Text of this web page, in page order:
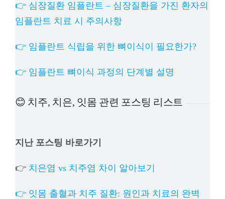
👉 심장질환 임플란트 – 심장질환을 가진 환자의
임플란트 치료 시 주의사항
👉 임플란트 식립을 위한 뼈이식이 필요한가?
👉 임플란트 뼈이식 과정의 단계별 설명
😊 치주, 치은, 잇몸 관련 포스팅 리스트
지난 포스팅 바로가기
👉 치은염 vs 치주염 차이 알아보기
👉 잇몸 출혈과 치주 질환: 원인과 치료의 완벽